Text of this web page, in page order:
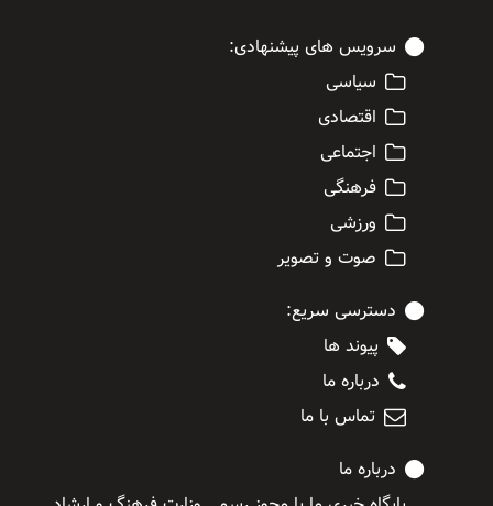
سرویس های پیشنهادی:
سیاسی
اقتصادی
اجتماعی
فرهنگی
ورزشی
صوت و تصویر
دسترسی سریع:
پیوند ها
درباره ما
تماس با ما
درباره ما